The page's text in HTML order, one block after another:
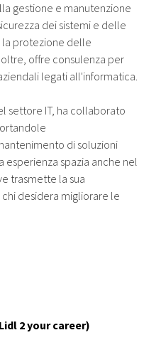
gestione e manutenzione
dei sistemi e delle
la protezione delle
offre consulenza per
legati all'informatica.
settore IT, ha collaborato
di soluzioni
esperienza spazia anche nel
trasmette la sua
desidera migliorare le
2 your career)